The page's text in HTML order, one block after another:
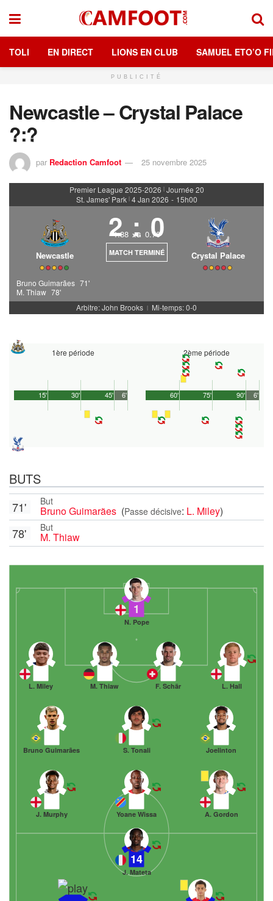
TOLI EN DIRECT LIONS EN CLUB SAMUEL ETO’O
PUBLICITÉ
Newcastle – Crystal Palace
?:?
par Redaction Camfoot 25 novembre 2025
Premier League 2025-2026 | Journée 20
St. James' Park | 4 Jan 2026 - 15h00
Newcastle
2 : 0
1.88 xG 0.70
MATCH TERMINÉ Crystal Palace
Bruno Guimarães 71'
M. Thiaw 78'
Arbitre: John Brooks | Mi-temps: 0-0
1ère période
45'
15' 30' 6'
2ème période
90'
60' 75' 6'
BUTS
But
Bruno Guimarães (Passe décisive: L. Miley)
71'
But
M. Thiaw
78'
1
N. Pope
L. Hall
F. Schär
M. Thiaw
L. Miley
Joelinton
S. Tonali
Bruno Guimarães
A. Gordon
Yoane Wissa
J. Murphy
14
J. Mateta